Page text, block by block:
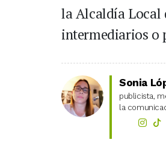
la Alcaldía Local
intermediarios o
Sonia
publicista,
la